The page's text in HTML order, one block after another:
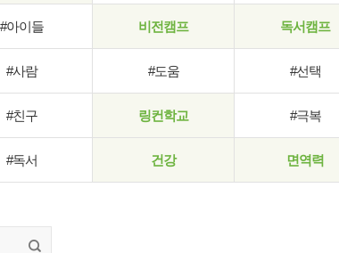
#아이들 비전캠프 독서캠프
#사람 #도움 #선택
#친구 링컨학교 #극복
#독서 건강 면역력